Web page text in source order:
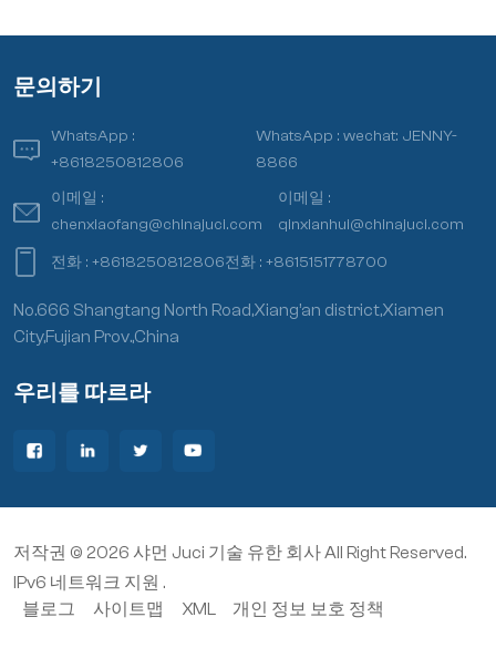
문의하기
WhatsApp :
+8618250812806
WhatsApp :wechat: JENNY-
8866
이메일 :
chenxiaofang@chinajuci.com
이메일 :
qinxianhui@chinajuci.com
전화 :+8618250812806전화 :+8615151778700
No.666 Shangtang North Road,Xiang’an district,Xiamen
City,Fujian Prov.,China
우리를 따르라
저작권 © 2026 샤먼 Juci 기술 유한 회사 All Right Reserved.
IPv6 네트워크 지원 .
블로그
사이트맵 XML 개인 정보 보호 정책